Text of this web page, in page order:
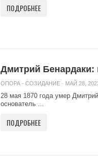
ПОДРОБНЕЕ
Дмитрий Бенардаки:
ОПОРА - СОЗИДАНИЕ · МАЙ 28,
28 мая 1870 года умер
основатель ...
ПОДРОБНЕЕ